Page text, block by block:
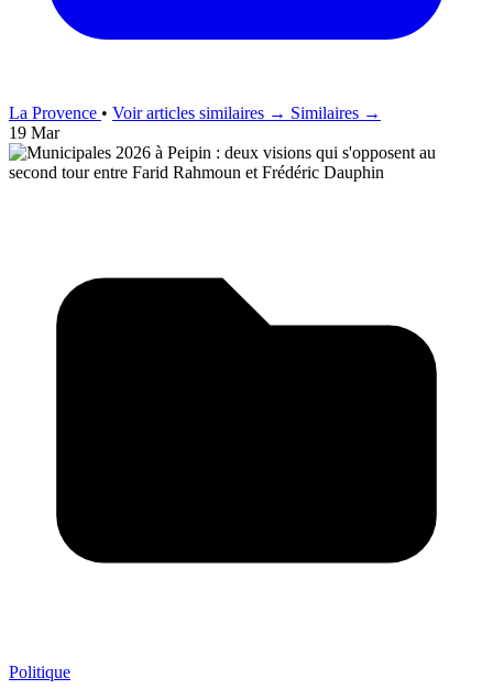
La Provence • Voir articles similaires → Similaires →
19 Mar
Politique